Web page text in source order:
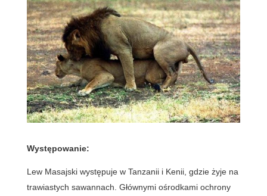
Występowanie:
Lew Masajski występuje w Tanzanii i Kenii, gdzie żyje na
trawiastych sawannach. Głównymi ośrodkami ochrony